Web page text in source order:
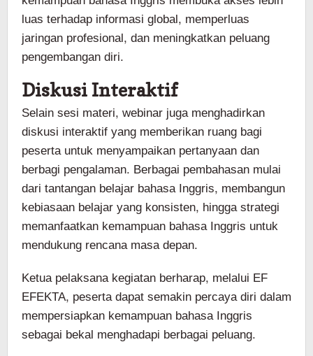
luas terhadap informasi global, memperluas
jaringan profesional, dan meningkatkan peluang
pengembangan diri.
Diskusi Interaktif
Selain sesi materi, webinar juga menghadirkan
diskusi interaktif yang memberikan ruang bagi
peserta untuk menyampaikan pertanyaan dan
berbagi pengalaman. Berbagai pembahasan mulai
dari tantangan belajar bahasa Inggris, membangun
kebiasaan belajar yang konsisten, hingga strategi
memanfaatkan kemampuan bahasa Inggris untuk
mendukung rencana masa depan.
Ketua pelaksana kegiatan berharap, melalui EF
EFEKTA, peserta dapat semakin percaya diri dalam
mempersiapkan kemampuan bahasa Inggris
sebagai bekal menghadapi berbagai peluang.